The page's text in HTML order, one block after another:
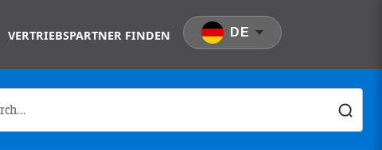
VERTRIEBSPARTNER FINDEN DE